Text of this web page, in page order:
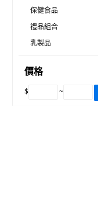
保健食品
禮品組合
乳製品
價格
$ ~